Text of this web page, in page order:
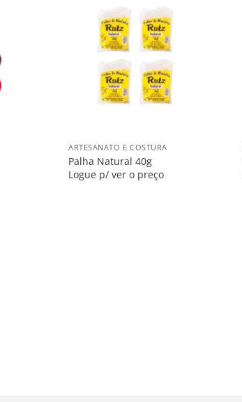
ARTESANATO E COSTURA
Palha Natural 40g
Logue p/ ver o preço